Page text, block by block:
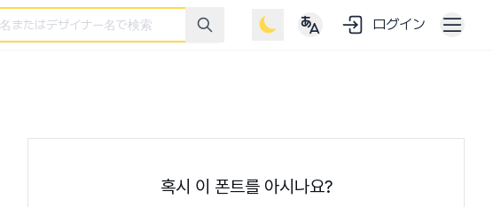
ログイン
혹시 이 폰트를 아시나요?